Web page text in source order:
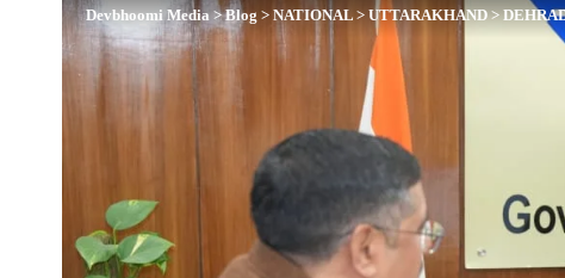
Devbhoomi Media >Blog > NATIONAL > UTTARAKHAND>